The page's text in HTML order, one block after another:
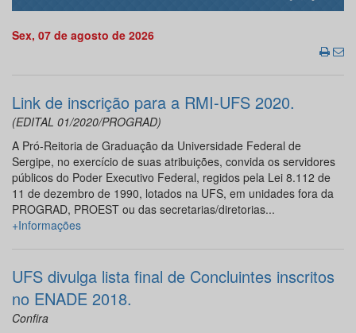
Sex, 07 de agosto de 2026
Link de inscrição para a RMI-UFS 2020.
(EDITAL 01/2020/PROGRAD)
A Pró-Reitoria de Graduação da Universidade Federal de
Sergipe, no exercício de suas atribuições, convida os servidores
públicos do Poder Executivo Federal, regidos pela Lei 8.112 de
11 de dezembro de 1990, lotados na UFS, em unidades fora da
PROGRAD, PROEST ou das secretarias/diretorias...
+Informações
UFS divulga lista final de Concluintes inscritos
no ENADE 2018.
Confira